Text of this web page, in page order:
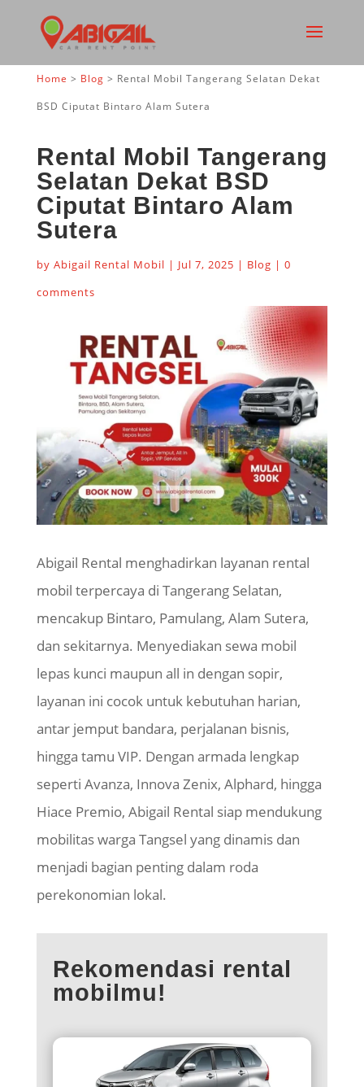
Home > Blog > Rental Mobil Tangerang Selatan Dekat
BSD Ciputat Bintaro Alam Sutera
Rental Mobil Tangerang
Selatan Dekat BSD
Ciputat Bintaro Alam
Sutera
by Abigail Rental Mobil | Jul 7, 2025 | Blog | 0
comments
Abigail Rental menghadirkan layanan rental
mobil terpercaya di Tangerang Selatan,
mencakup Bintaro, Pamulang, Alam Sutera,
dan sekitarnya. Menyediakan sewa mobil
lepas kunci maupun all in dengan sopir,
layanan ini cocok untuk kebutuhan harian,
antar jemput bandara, perjalanan bisnis,
hingga tamu VIP. Dengan armada lengkap
seperti Avanza, Innova Zenix, Alphard, hingga
Hiace Premio, Abigail Rental siap mendukung
mobilitas warga Tangsel yang dinamis dan
menjadi bagian penting dalam roda
perekonomian lokal.
Rekomendasi rental
mobilmu!